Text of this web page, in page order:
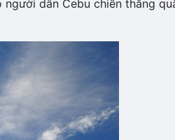
dân Cebu chiến thắng